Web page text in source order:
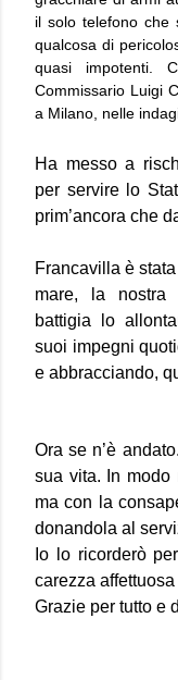
il solo telefono che
qualcosa di
quasi impotenti.
Commissario Luigi
a Milano, nelle
Ha messo a
per servire lo
prim’ancora che
Francavilla è
mare, la nostra
battigia lo
suoi impegni
e abbracciando,
Ora se n’è
sua vita. In modo
ma con la
donandola al
Io lo ricorderò
carezza
Grazie per tutto e